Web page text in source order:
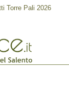
Torre Pali 2026